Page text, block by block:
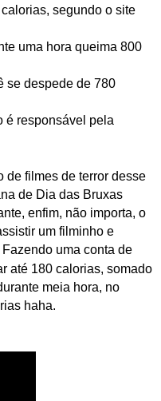
segundo o site
uma hora queima 800
se despede de 780
é responsável pela
de filmes de terror desse
de Dia das Bruxas
enfim, não importa, o
um filminho e
uma conta de
até 180 calorias, somado
meia hora, no
haha.